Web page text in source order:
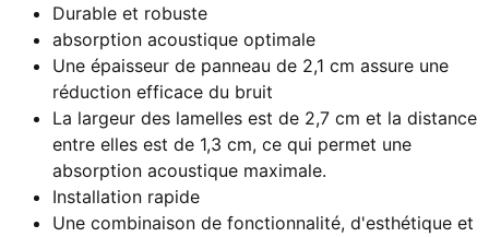
Durable et robuste
absorption acoustique optimale
Une épaisseur de panneau de 2,1 cm assure une
réduction efficace du bruit
La largeur des lamelles est de 2,7 cm et la distance
entre elles est de 1,3 cm, ce qui permet une
absorption acoustique maximale.
Installation rapide
Une combinaison de fonctionnalité, d'esthétique et